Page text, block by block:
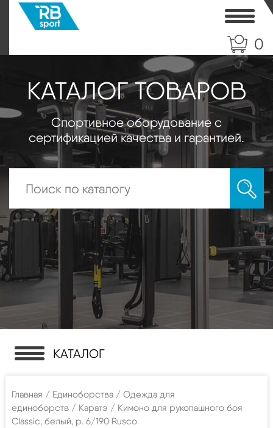
0
КАТАЛОГ ТОВАРОВ
Спортивное оборудование с
сертификацией качества и гарантией.
КАТАЛОГ
Главная / Единоборства / Одежда для
единоборств / Каратэ / Кимоно для рукопашного боя
Classic, белый, р. 6/190 Rusco